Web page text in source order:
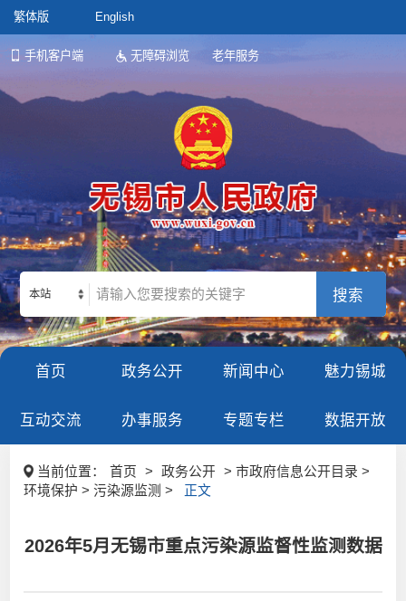
繁体版 English
手机客户端 无障碍浏览 老年服务
本站
首页 政务公开 新闻中心 魅力锡城
互动交流 办事服务 专题专栏 数据开放
当前位置： 首页 > 政务公开
> 市政府信息公开目录 >
环境保护 > 污染源监测 >
正文
2026年5月无锡市重点污染源监督性监测数据